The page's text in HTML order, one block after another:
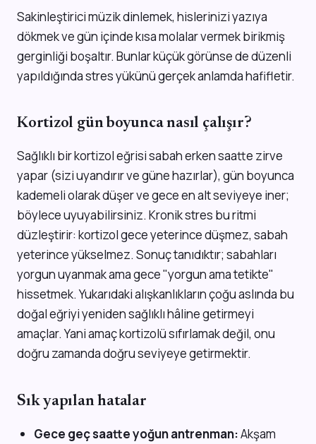
Sakinleştirici müzik dinlemek, hislerinizi yazıya
dökmek ve gün içinde kısa molalar vermek birikmiş
gerginliği boşaltır. Bunlar küçük görünse de düzenli
yapıldığında stres yükünü gerçek anlamda hafifletir.
Kortizol gün boyunca nasıl çalışır?
Sağlıklı bir kortizol eğrisi sabah erken saatte zirve
yapar (sizi uyandırır ve güne hazırlar), gün boyunca
kademeli olarak düşer ve gece en alt seviyeye iner;
böylece uyuyabilirsiniz. Kronik stres bu ritmi
düzleştirir: kortizol gece yeterince düşmez, sabah
yeterince yükselmez. Sonuç tanıdıktır; sabahları
yorgun uyanmak ama gece "yorgun ama tetikte"
hissetmek. Yukarıdaki alışkanlıkların çoğu aslında bu
doğal eğriyi yeniden sağlıklı hâline getirmeyi
amaçlar. Yani amaç kortizolü sıfırlamak değil, onu
doğru zamanda doğru seviyeye getirmektir.
Sık yapılan hatalar
Gece geç saatte yoğun antrenman:Akşam